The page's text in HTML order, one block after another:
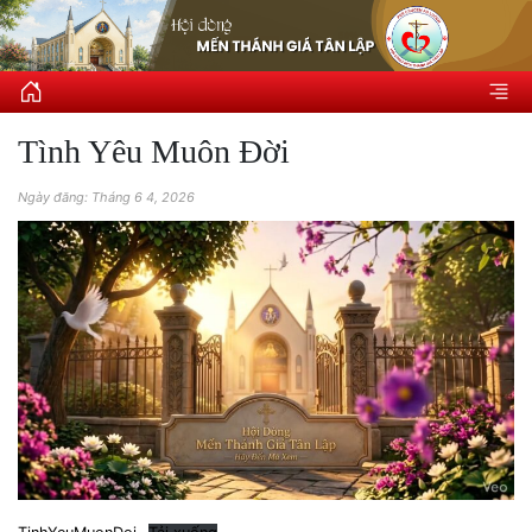
Tình Yêu Muôn Đời
Ngày đăng: Tháng 6 4, 2026